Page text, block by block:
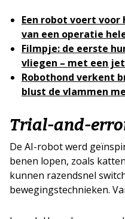
Een robot voert
van een operatie
Filmpje: de eerste
vliegen – met een
Robothond verkent
blust de vlammen
Trial-and-
De AI-robot werd
benen lopen, zoals
kunnen razendsnel
bewegingstechnieken.